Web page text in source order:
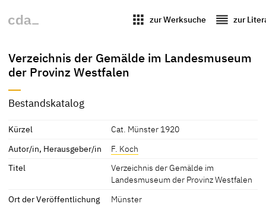
apps zur Werksuche reorder zur
Verzeichnis der Gemälde im Landesmuseum
der Provinz Westfalen
Bestandskatalog
Kürzel
Cat. Münster 1920
Autor/in, Herausgeber/in
F. Koch
Titel
Verzeichnis der Gemälde im
Landesmuseum der Provinz Westfalen
Ort der Veröffentlichung
Münster